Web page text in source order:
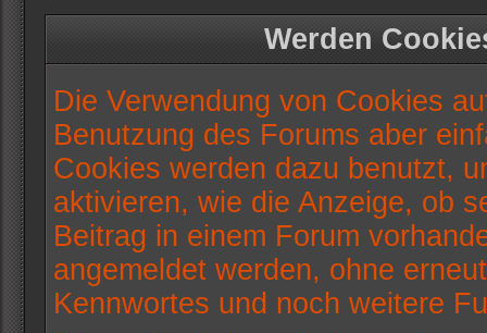
Werden
Die Verwendung von Cookies
Benutzung des Forums aber
Cookies werden dazu benutzt,
aktivieren, wie die Anzeige, ob
Beitrag in einem Forum
angemeldet werden, ohne
Kennwortes und noch weitere